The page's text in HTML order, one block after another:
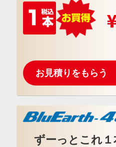
お見積りをもらう
ずーっとこれ１